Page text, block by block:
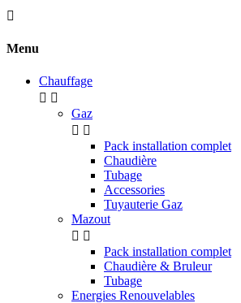

Menu
Chauffage
 
Gaz
 
Pack installation complet
Chaudière
Tubage
Accessories
Tuyauterie Gaz
Mazout
 
Pack installation complet
Chaudière & Bruleur
Tubage
Energies Renouvelables